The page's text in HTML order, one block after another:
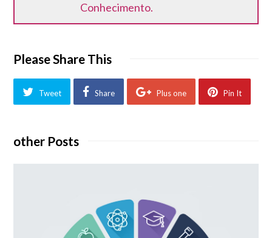
Conhecimento.
Please Share This
Tweet Share Plus one Pin It
other Posts